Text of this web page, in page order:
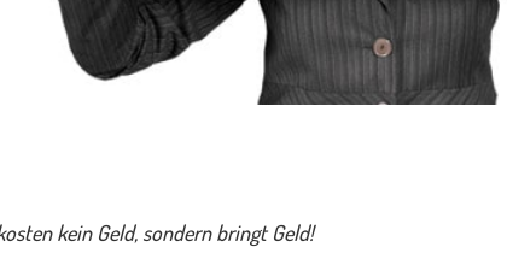
kein Geld, sondern bringt Geld!